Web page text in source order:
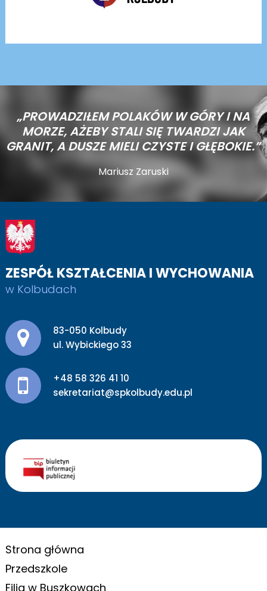
„PROWADZIŁEM POLAKÓW W GÓRY I NA
MORZE,AŻEBY STALI SIĘ TWARDZI JAK
GRANIT, A DUSZE MIELI CZYSTE I GŁĘBOKIE.”
Mariusz Zaruski
ZESPÓŁ KSZTAŁCENIA I WYCHOWANIA
w Kolbudach
Adres pocztowy:
83-050 Kolbudy
ul. Wybickiego 33
+48 58 326 41 10
sekretariat@spkolbudy.edu.pl
Strona główna
Przedszkole
Filia w Buszkowach